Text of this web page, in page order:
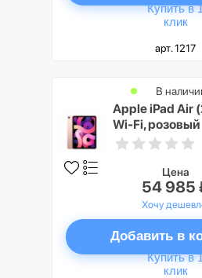
Купить в
клик
арт. 1217
Apple iPad Air
Wi-Fi, розовый
В
Цена
54 985
Хочу
Добавить в
Купить в
клик